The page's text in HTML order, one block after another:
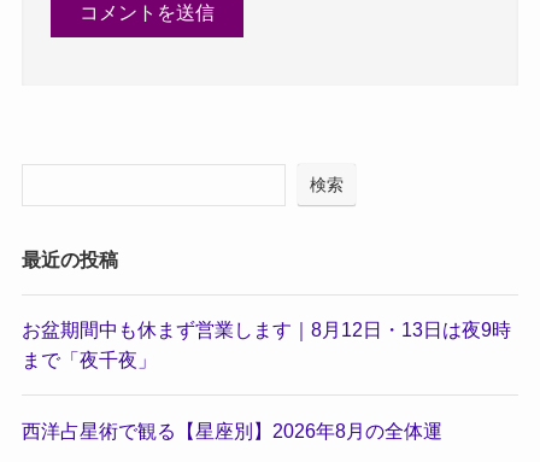
検索
最近の投稿
お盆期間中も休まず営業します｜8月12日・13日は夜9時
まで「夜千夜」
西洋占星術で観る【星座別】2026年8月の全体運